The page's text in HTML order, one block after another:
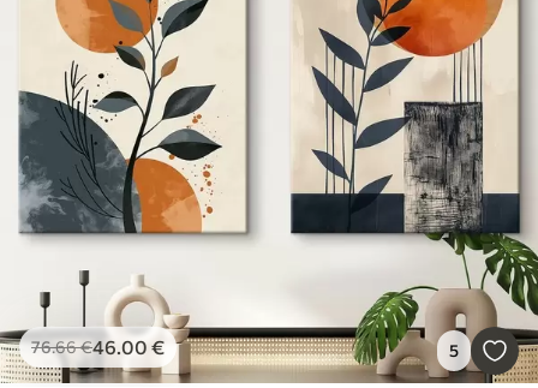
76.66€46.00 € 5